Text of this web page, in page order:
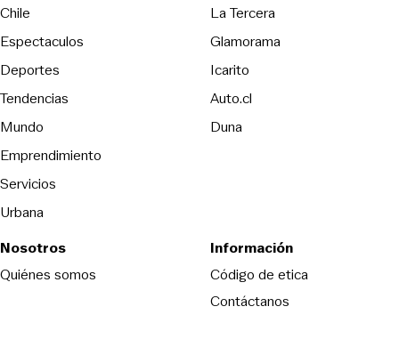
Chile
Espectaculos
Deportes
Tendencias
Mundo
Emprendimiento
Servicios
Urbana
La TerceraOpens in new
Glamorama
Icarito
Auto.cl
DunaOpens in new window
Nosotros
Quiénes somos
Información
Código de eticaOpens in new
Contáctanos